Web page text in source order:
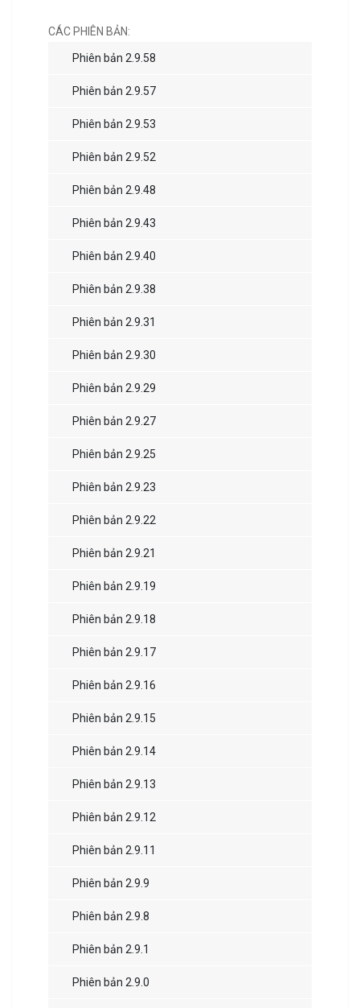
CÁC PHIÊN BẢN:
Phiên bản 2.9.58
Phiên bản 2.9.57
Phiên bản 2.9.53
Phiên bản 2.9.52
Phiên bản 2.9.48
Phiên bản 2.9.43
Phiên bản 2.9.40
Phiên bản 2.9.38
Phiên bản 2.9.31
Phiên bản 2.9.30
Phiên bản 2.9.29
Phiên bản 2.9.27
Phiên bản 2.9.25
Phiên bản 2.9.23
Phiên bản 2.9.22
Phiên bản 2.9.21
Phiên bản 2.9.19
Phiên bản 2.9.18
Phiên bản 2.9.17
Phiên bản 2.9.16
Phiên bản 2.9.15
Phiên bản 2.9.14
Phiên bản 2.9.13
Phiên bản 2.9.12
Phiên bản 2.9.11
Phiên bản 2.9.9
Phiên bản 2.9.8
Phiên bản 2.9.1
Phiên bản 2.9.0